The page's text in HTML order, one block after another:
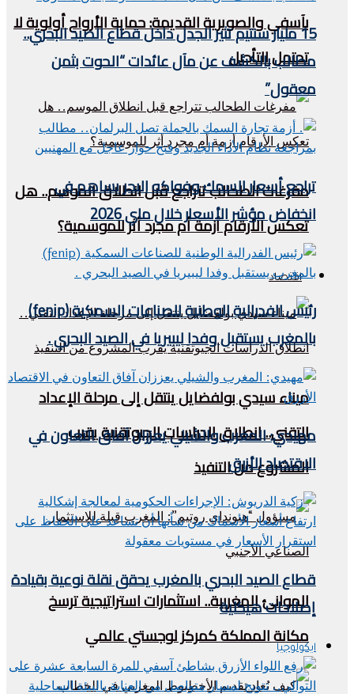
بآسفي والصويرية القديمة: حماية الأرواح أولوية لا
تحتمل التأجيل
مفرغات الطحالب تتراجع قبل انطلاق الموسم.. هل
تعكس الأرقام أزمة أم مجرد أثر للموسمية؟
اقتصاد
ميناء سيدي بولفضايل ينتقل إلى مرحلة الإعداد
التقني.. انطلاق الدراسات الجيوتقنية يقرب
المشروع من التنفيذ
الموانئ المغربية.. استثمارات استراتيجية ترسخ
مكانة المملكة كمركز لوجستي عالمي
15 مليار سنتيم تثير الجدل داخل قطاع الصيد البحري..
مطالب بالكشف عن مآل عائدات “الحوت بثمن
معقول”
تراجع أسعار السمك وفواكه البحر يساهم في
انخفاض مؤشر الأسعار خلال ماي 2026
رئيس الفدرالية الوطنية للصناعات السمكية (fenip)
بالمغرب يستقبل وفدا ليبيريا في الصيد البحري .
مهيدي: المغرب والشيلي يعززان آفاق التعاون في
الاقتصاد الأزرق
قطاع الصيد البحري بالمغرب يحقق نقلة نوعية بقيادة
إصلاحات هيكلية
ايكولوجيا